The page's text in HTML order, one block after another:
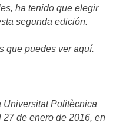
ha tenido que elegir
segunda edición.
que puedes ver aquí.
Politècnica
de enero de 2016, en